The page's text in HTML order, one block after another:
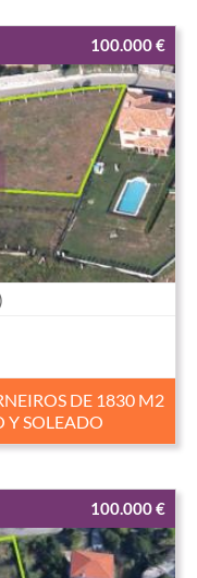
100.000 €
DE 1830 M2
Y SOLEADO
100.000 €